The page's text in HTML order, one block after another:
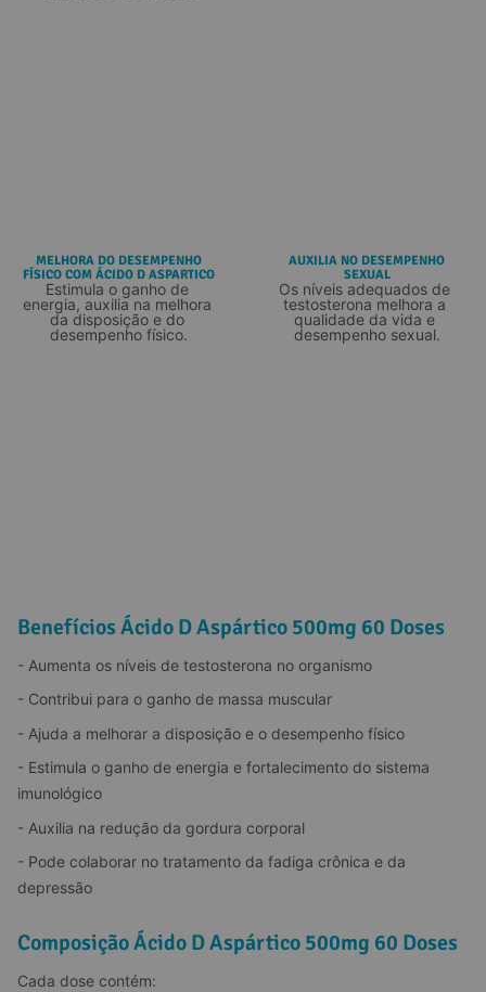
MELHORA DO DESEMPENHO
FÍSICO COM ÁCIDO D ASPARTICO
Estimula o ganho de
energia, auxilia na melhora
da disposição e do
desempenho físico.
AUXILIA NO DESEMPENHO
SEXUAL
Os níveis adequados de
testosterona melhora a
qualidade da vida e
desempenho sexual.
Benefícios Ácido D Aspártico 500mg 60 Doses
- Aumenta os níveis de testosterona no organismo
- Contribui para o ganho de massa muscular
- Ajuda a melhorar a disposição e o desempenho físico
- Estimula o ganho de energia e fortalecimento do sistema
imunológico
- Auxilia na redução da gordura corporal
- Pode colaborar no tratamento da fadiga crônica e da
depressão
Composição Ácido D Aspártico 500mg 60 Doses
Cada dose contém: